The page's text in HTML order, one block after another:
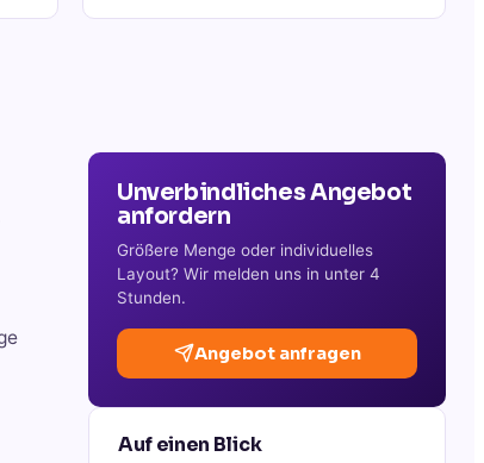
Unverbindliches Angebot
anfordern
Größere Menge oder individuelles
Layout? Wir melden uns in unter 4
Stunden.
Angebot anfragen
Auf einen Blick